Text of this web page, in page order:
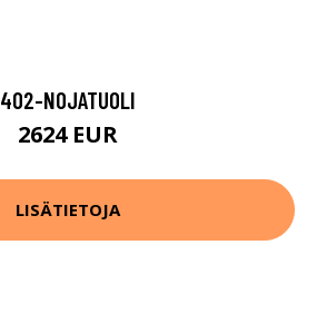
402-NOJATUOLI
2624 EUR
LISÄTIETOJA